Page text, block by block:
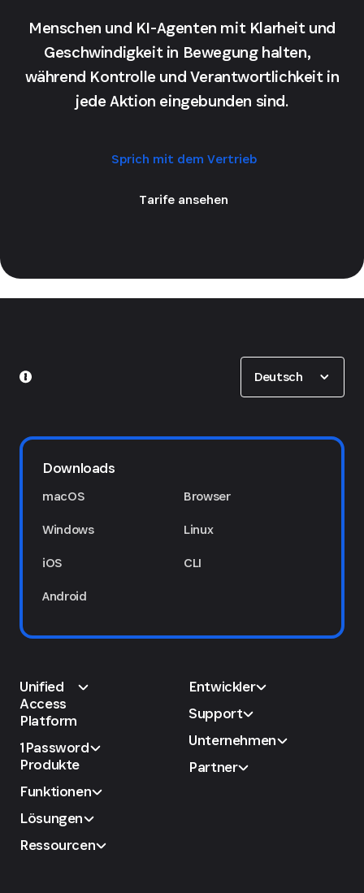
Menschen und KI-Agenten mit Klarheit und
Geschwindigkeit in Bewegung halten,
während Kontrolle und Verantwortlichkeit in
jede Aktion eingebunden sind.
Sprich mit dem Vertrieb
Tarife ansehen
Deutsch
Downloads
macOS
Windows
iOS
Android
Browser
Linux
CLI
Unified
Access
Platform
1Password
Produkte
Funktionen
Lösungen
Ressourcen
Entwickler
Support
Unternehmen
Partner